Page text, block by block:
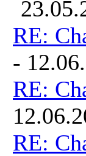
RE:
-
RE:
RE: